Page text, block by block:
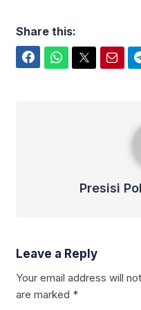
Share this:
Presisi
Leave a Reply
Your email address will
are marked *